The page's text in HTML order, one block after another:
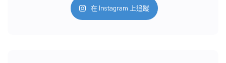
在 Instagram 上追蹤